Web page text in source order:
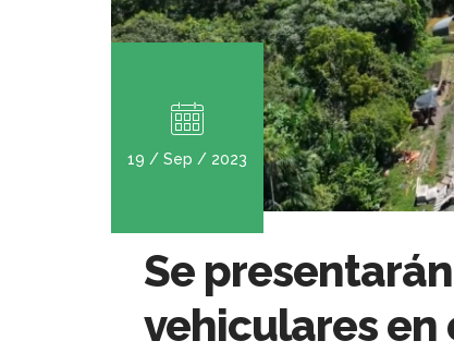
19 / Sep / 2023
Se
vehiculares